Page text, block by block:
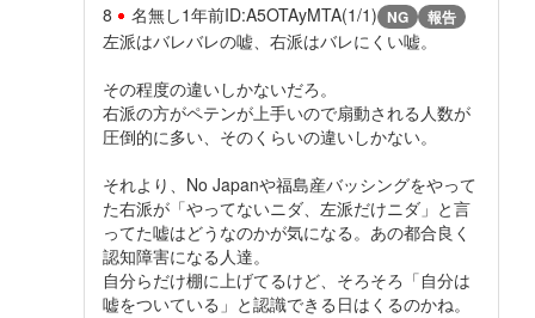
8 名無し1年前ID:A5OTAyMTA(1/1) NG 報告
左派はバレバレの嘘、右派はバレにくい嘘。
その程度の違いしかないだろ。
右派の方がペテンが上手いので扇動される人数が
圧倒的に多い、そのくらいの違いしかない。
それより、No Japanや福島産バッシングをやって
た右派が「やってないニダ、左派だけニダ」と言
ってた嘘はどうなのかが気になる。あの都合良く
認知障害になる人達。
自分らだけ棚に上げてるけど、そろそろ「自分は
嘘をついている」と認識できる日はくるのかね。